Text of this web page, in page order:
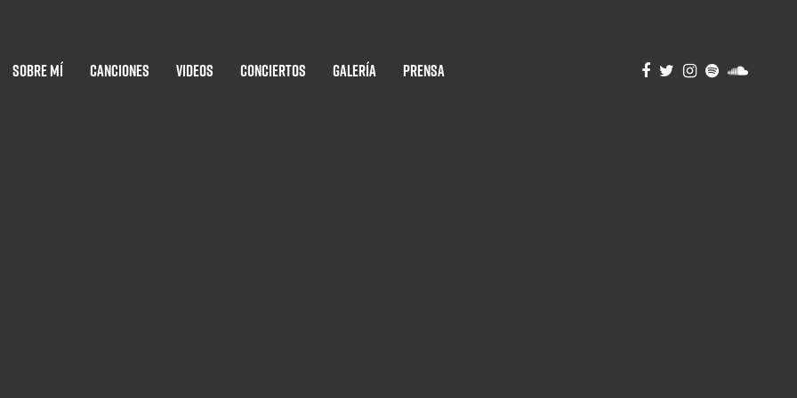
Sobre mí Canciones Videos Conciertos Galería Prensa